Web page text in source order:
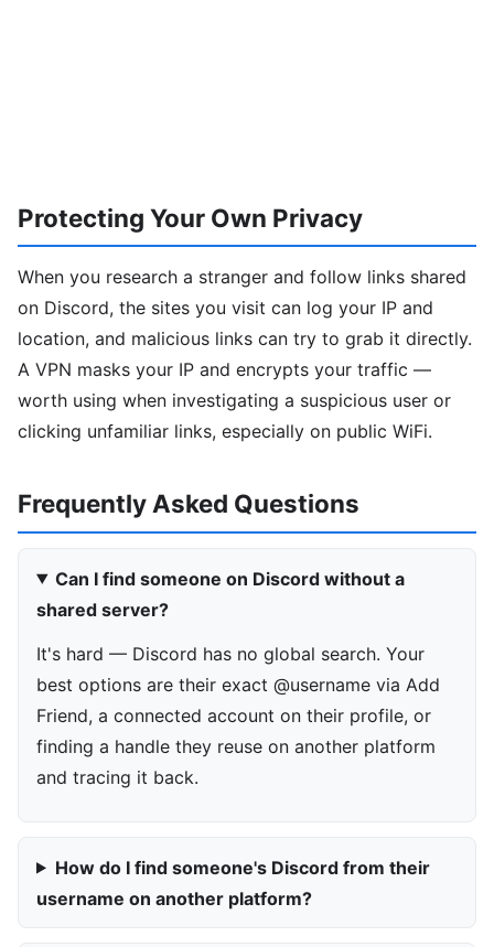
Protecting Your Own Privacy
When you research a stranger and follow links shared
on Discord, the sites you visit can log your IP and
location, and malicious links can try to grab it directly.
A VPN masks your IP and encrypts your traffic —
worth using when investigating a suspicious user or
clicking unfamiliar links, especially on public WiFi.
Frequently Asked Questions
Can I find someone on Discord without a
shared server?
It's hard — Discord has no global search. Your
best options are their exact @username via Add
Friend, a connected account on their profile, or
finding a handle they reuse on another platform
and tracing it back.
How do I find someone's Discord from their
username on another platform?